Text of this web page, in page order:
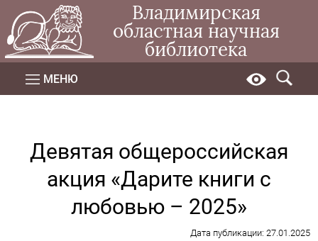
Владимирская
областная научная
библиотека
МЕНЮ
Девятая общероссийская
акция «Дарите книги с
любовью – 2025»
Дата публикации: 27.01.2025